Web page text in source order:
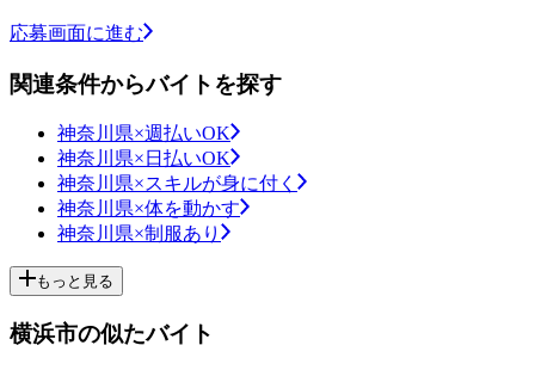
応募画面に進む
関連条件からバイトを探す
神奈川県×週払いOK
神奈川県×日払いOK
神奈川県×スキルが身に付く
神奈川県×体を動かす
神奈川県×制服あり
もっと見る
横浜市の似たバイト